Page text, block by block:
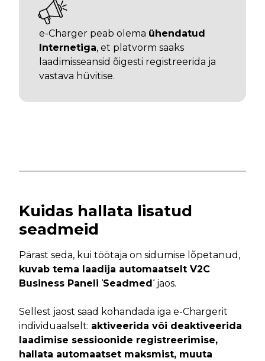
e-Charger peab olema ühendatud
Internetiga, et platvorm saaks
laadimisseansid õigesti registreerida ja
vastava hüvitise.
Kuidas hallata lisatud
seadmeid
Pärast seda, kui töötaja on sidumise lõpetanud,
kuvab tema laadija automaatselt V2C
Business Paneli ‘Seadmed ‘ jaos.
Sellest jaost saad kohandada iga e-Chargerit
individuaalselt: aktiveerida või deaktiveerida
laadimise sessioonide registreerimise,
hallata automaatset maksmist, muuta